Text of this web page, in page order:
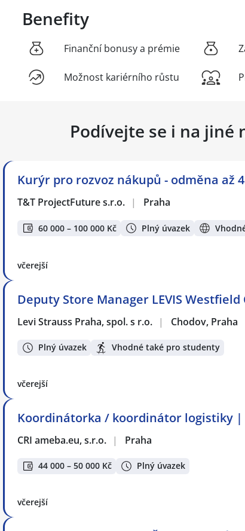
Benefity
Finanční bonusy a prémie
Možnost kariérního růstu
Podívejte se i na jiné
Kurýr pro rozvoz nákupů - odměna až
T&T ProjectFuture s.r.o. | Praha
60 000 – 100 000 Kč Plný úvazek
včerejší
Deputy Store Manager LEVIS Westfield
Levi Strauss Praha, spol. s r.o. | Chodov, Praha
Plný úvazek Vhodné také pro studenty
včerejší
Koordinátorka / koordinátor logistiky |
CRI ameba.eu, s.r.o. | Praha
44 000 – 50 000 Kč Plný úvazek
včerejší